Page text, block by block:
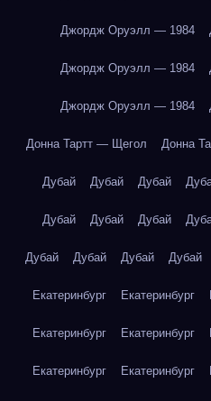
Джордж Оруэлл — 1984
Джордж Оруэлл — 1984
Джордж Оруэлл — 1984
Донна Тартт — Щегол Донна
Дубай Дубай Дубай
Дубай Дубай Дубай
Дубай Дубай Дубай Дубай
Екатеринбург Екатеринбург
Екатеринбург Екатеринбург
Екатеринбург Екатеринбург